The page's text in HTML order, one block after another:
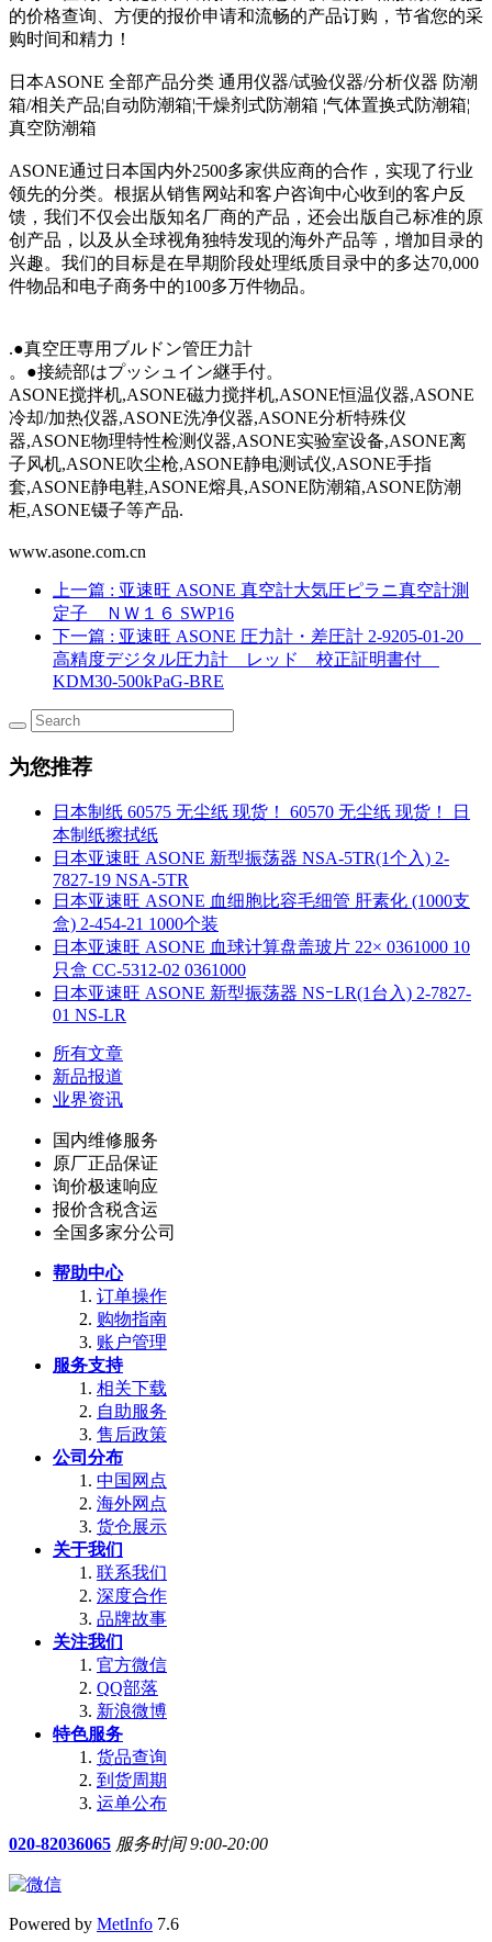
的价格查询、方便的报价申请和流畅的产品订购，节省您的采
购时间和精力！
日本ASONE 全部产品分类 通用仪器/试验仪器/分析仪器 防潮
箱/相关产品¦自动防潮箱¦干燥剂式防潮箱 ¦气体置换式防潮箱¦
真空防潮箱
ASONE通过日本国内外2500多家供应商的合作，实现了行业
领先的分类。根据从销售网站和客户咨询中心收到的客户反
馈，我们不仅会出版知名厂商的产品，还会出版自己标准的原
创产品，以及从全球视角独特发现的海外产品等，增加目录的
兴趣。我们的目标是在早期阶段处理纸质目录中的多达70,000
件物品和电子商务中的100多万件物品。
.●真空圧専用ブルドン管圧力計
。●接続部はプッシュイン継手付。
ASONE搅拌机,ASONE磁力搅拌机,ASONE恒温仪器,ASONE
冷却/加热仪器,ASONE洗净仪器,ASONE分析特殊仪
器,ASONE物理特性检测仪器,ASONE实验室设备,ASONE离
子风机,ASONE吹尘枪,ASONE静电测试仪,ASONE手指
套,ASONE静电鞋,ASONE熔具,ASONE防潮箱,ASONE防潮
柜,ASONE镊子等产品.
www.asone.com.cn
上一篇 : 亚速旺 ASONE 真空計大気圧ピラニ真空計測
定子 ＮＷ１６ SWP16
下一篇 : 亚速旺 ASONE 圧力計・差圧計 2-9205-01-20
高精度デジタル圧力計 レッド 校正証明書付
KDM30-500kPaG-BRE
为您推荐
日本制纸 60575 无尘纸 现货！ 60570 无尘纸 现货！ 日
本制纸擦拭纸
日本亚速旺 ASONE 新型振荡器 NSA-5TR(1个入) 2-
7827-19 NSA-5TR
日本亚速旺 ASONE 血细胞比容毛细管 肝素化 (1000支
盒) 2-454-21 1000个装
日本亚速旺 ASONE 血球计算盘盖玻片 22× 0361000 10
只盒 CC-5312-02 0361000
日本亚速旺 ASONE 新型振荡器 NSｰLR(1台入) 2-7827-
01 NS-LR
所有文章
新品报道
业界资讯
国内维修服务
原厂正品保证
询价极速响应
报价含税含运
全国多家分公司
帮助中心
订单操作
购物指南
账户管理
服务支持
相关下载
自助服务
售后政策
公司分布
中国网点
海外网点
货仓展示
关于我们
联系我们
深度合作
品牌故事
关注我们
官方微信
QQ部落
新浪微博
特色服务
货品查询
到货周期
运单公布
020-82036065 服务时间 9:00-20:00
Powered by MetInfo 7.6